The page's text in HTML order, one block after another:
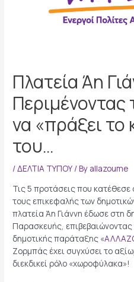
Πλατεία Άη
να «πράξει το
του…
/ΔΕΛΤΙΑ ΤΥΠΟΥ / By allazoume
Τις 5 προτάσεις που
τους επικεφαλής των
πλατεία Άη Γιάννη έδωσε στη
Παρασκευής,
δημοτικής παράταξης «
Ζορμπάς έχει συγχύσει το
διεκδικεί ρόλο «χωροφύλακα»!